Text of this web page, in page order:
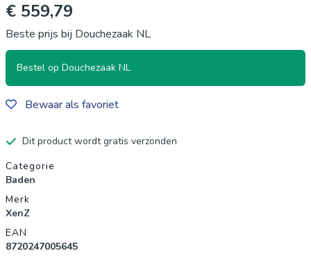
€ 559,79
Beste prijs bij Douchezaak NL
Bestel op Douchezaak NL
Bewaar als favoriet
Dit product wordt gratis verzonden
Productgegevens
Categorie
Baden
Merk
XenZ
EAN
8720247005645